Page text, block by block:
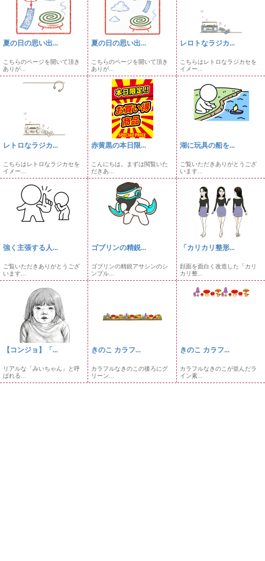
夏の日の思い出...
こちらのページを開いて頂き
ありが...
夏の日の思い出...
こちらのページを開いて頂き
ありが...
レロトなラジカ...
こちらはレトロなラジカセを
イメー...
レトロなラジカ...
こちらはレトロなラジカセを
イメー...
赤黄黒の本日限...
こんにちは。まずは閲覧いた
だきあ...
湖に玩具の船を...
ご覧いただきありがとうござ
います...
強く主張する人...
ご覧いただきありがとうござ
います...
ゴブリンの精鋭...
ゴブリンの精鋭アサシンのシ
ンプル...
「カリカリ整形...
顔面を面白く改造した「カリ
カリ整...
【コンジョ】「...
リアルな「みいちゃん」と呼
ばれる...
きのこ カラフ...
カラフルなきのこの後ろにグ
リーン...
きのこ カラフ...
カラフルなきのこが並んだラ
イン素...